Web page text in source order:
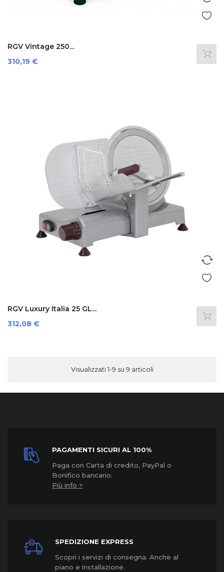
RGV Vintage 250...
Prezzo
310,19 €
RGV Luxury Italia 25 GL...
Prezzo
312,08 €
Visualizzati 1-9 su 9 articoli
PAGAMENTI SICURI AL 100%
Paga con Carta di credito, PayPal o
Bonifico bancario.
Più info >
SPEDIZIONE EXPRESS
Scopri i servizi di consegna. Anche al
piano e installazione.